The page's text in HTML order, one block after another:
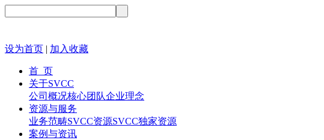
设为首页 | 加入收藏
首 页
关于SVCC
公司概况核心团队企业理念
资源与服务
业务范畴SVCC资源SVCC独家资源
案例与资讯